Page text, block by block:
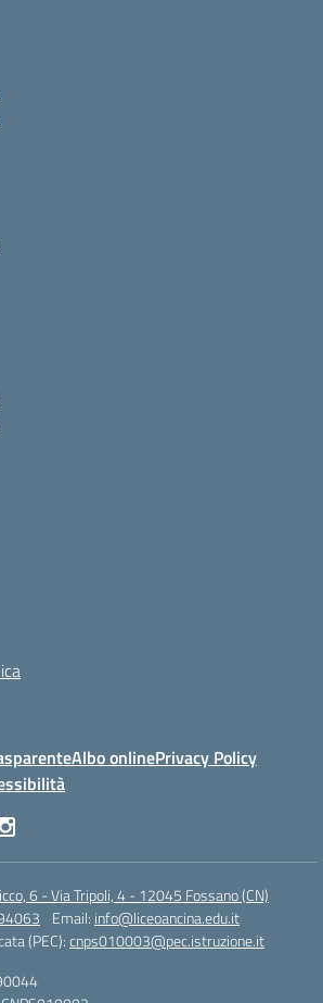
Albo onlinePrivacy Policy
6 - Via Tripoli, 4 - 12045 Fossano (CN)
Email: info@liceoancina.edu.it
(PEC):cnps010003@pec.istruzione.it